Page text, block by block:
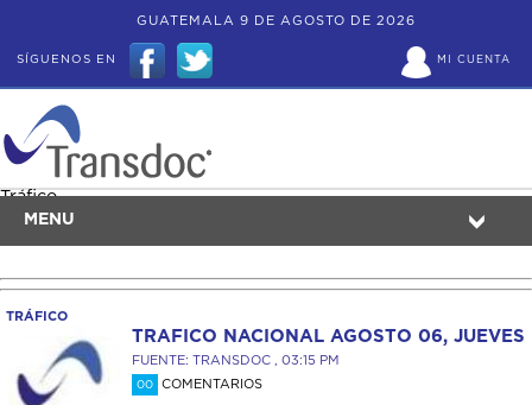
GUATEMALA 9 DE AGOSTO DE 2026
MI CUENTA
SÍGUENOS EN
MENU
Tráfico
TRÁFICO
TRAFICO NACIONAL AGOSTO 06, JUEVES
FUENTE: TRANSDOC , 03:15 PM
00 COMENTARIOS